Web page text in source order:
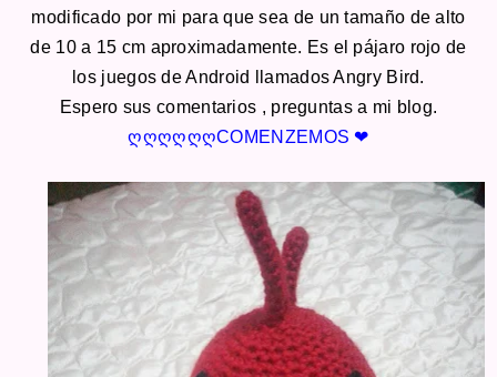
modificado por mi para que sea de un tamaño de alto
de 10 a 15 cm aproximadamente. Es el pájaro rojo de
los juegos de Android llamados Angry Bird.
Espero sus comentarios , preguntas a mi blog.
ღღღღღღCOMENZEMOS ❤